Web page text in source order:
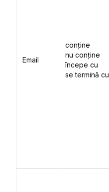
Email
conține
nu conține
începe cu
se termină cu